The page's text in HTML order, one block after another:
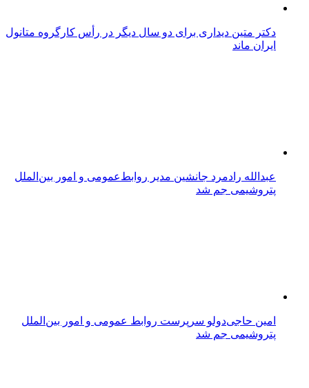
دکتر متین دیداری برای دو سال دیگر در رأس کارگروه متانول
ایران ماند
عبدالله رادمرد جانشین مدیر روابط‌عمومی و امور بین‌الملل
پتروشیمی جم شد
امین حاجی‌دولو سرپرست روابط عمومی و امور بین‌الملل
پتروشیمی جم شد